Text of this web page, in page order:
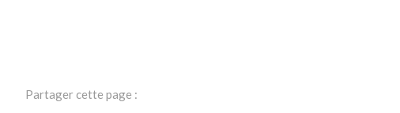
Partager cette page :